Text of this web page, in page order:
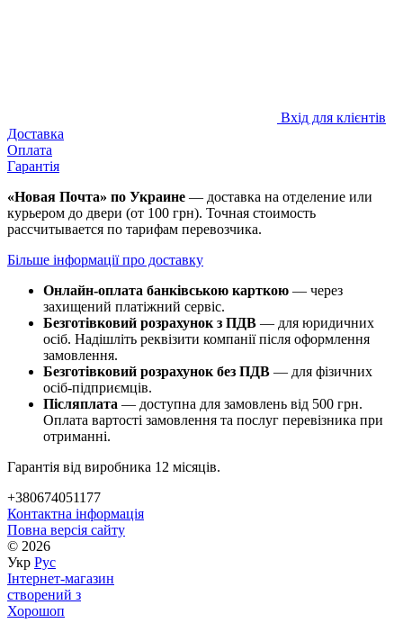
Вхід для клієнтів
Доставка
Оплата
Гарантія
«Новая Почта» по Украине — доставка на отделение или
курьером до двери (от 100 грн). Точная стоимость
рассчитывается по тарифам перевозчика.
Більше інформації про доставку
Онлайн-оплата банківською карткою — через
захищений платіжний сервіс.
Безготівковий розрахунок з ПДВ — для юридичних
осіб. Надішліть реквізити компанії після оформлення
замовлення.
Безготівковий розрахунок без ПДВ — для фізичних
осіб-підприємців.
Післяплата — доступна для замовлень від 500 грн.
Оплата вартості замовлення та послуг перевізника при
отриманні.
Гарантія від виробника 12 місяців.
+380674051177
Контактна інформація
Повна версія сайту
© 2026
Укр Рус
Інтернет-магазин
створений з
Хорошоп